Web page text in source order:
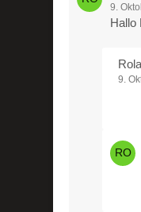
9.
Hallo
9.